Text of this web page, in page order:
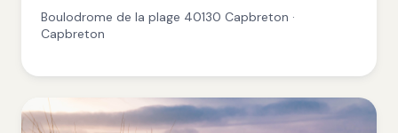
Boulodrome de la plage 40130 Capbreton ·
Capbreton